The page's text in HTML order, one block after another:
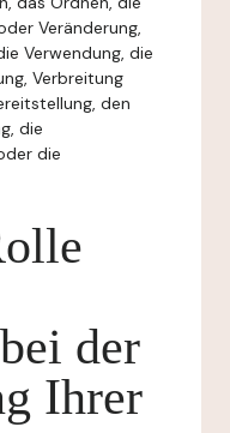
Veränderung,
Verwendung, die
Verbreitung
den
die
die
der
Ihrer